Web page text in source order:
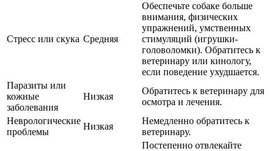
Стресс или скука Средняя
Обеспечьте собаке больше
внимания, физических
упражнений, умственных
стимуляций (игрушки-
головоломки). Обратитесь к
ветеринару или кинологу,
если поведение ухудшается.
Паразиты или
кожные
заболевания
Низкая
Обратитесь к ветеринару для
осмотра и лечения.
Неврологические
проблемы
Низкая
Немедленно обратитесь к
ветеринару.
Постепенно отвлекайте